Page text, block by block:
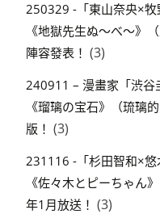
250329 -「東山奈央×
《地獄先生ぬ～べ～》
陣容發表！ (3)
240911 – 漫畫家「渋谷
《瑠璃の宝石》（琉璃
版！ (3)
231116 -「杉田智和×
《佐々木とピーちゃん
年1月放送！ (3)